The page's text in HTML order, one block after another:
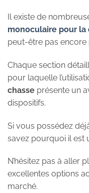
Il existe de
monoculaire pour la
peut-être pas encore
Chaque section
pour laquelle
chasse présente un
dispositifs.
Si vous possédez
savez pourquoi il est
N’hésitez pas à aller
excellentes options
marché.